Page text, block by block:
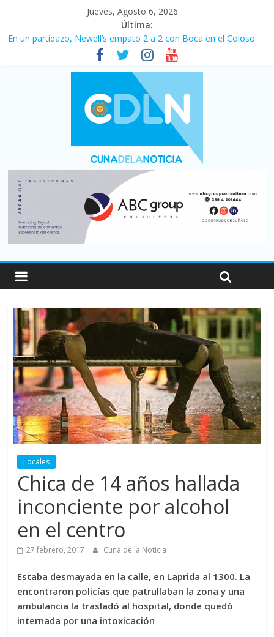
Jueves, Agosto 6, 2026
Última:
En un partidazo, Newell’s empató 2 a 2 con Boca en el Coloso
Vacaciones de invierno con más movimiento y consumo
turístico: 4,6 millones de personas viajaron por el país, un 5,9%
Fuerte caída de la venta de autos usados en julio: bajó un 12,6%
Central venció 1 a 0 al River de Coudet en el Monumental
Pullaro mejora sus relaciones con el Gobierno nacional
Locales
Chica de 14 años hallada
inconciente por alcohol
en el centro
27 febrero, 2017 Cuna de la Noticia
Estaba desmayada en la calle, en Laprida al 1300. La
encontraron policías que patrullaban la zona y una
ambulancia la trasladó al hospital, donde quedó
internada por una intoxicación